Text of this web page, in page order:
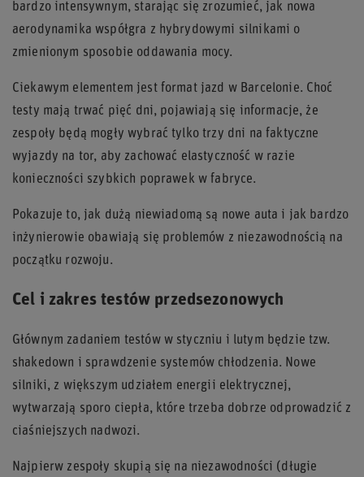
bardzo intensywnym, starając się zrozumieć, jak nowa
aerodynamika współgra z hybrydowymi silnikami o
zmienionym sposobie oddawania mocy.
Ciekawym elementem jest format jazd w Barcelonie. Choć
testy mają trwać pięć dni, pojawiają się informacje, że
zespoły będą mogły wybrać tylko trzy dni na faktyczne
wyjazdy na tor, aby zachować elastyczność w razie
konieczności szybkich poprawek w fabryce.
Pokazuje to, jak dużą niewiadomą są nowe auta i jak bardzo
inżynierowie obawiają się problemów z niezawodnością na
początku rozwoju.
Cel i zakres testów przedsezonowych
Głównym zadaniem testów w styczniu i lutym będzie tzw.
shakedown i sprawdzenie systemów chłodzenia. Nowe
silniki, z większym udziałem energii elektrycznej,
wytwarzają sporo ciepła, które trzeba dobrze odprowadzić z
ciaśniejszych nadwozi.
Najpierw zespoły skupią się na niezawodności (długie